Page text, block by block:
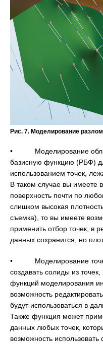
Рис. 7. Моделирование
• Моделирование
базисную функцию (РБФ)
использованием точек,
В таком случае вы имеете
поверхность почти по
слишком высокая
съемка), то вы имеете
применить отбор точек, в
данных сохранится, но
• Моделирование точек
создавать солиды из
функций моделирования
возможность
будут использоваться в
Также функция может
данных любых точек,
возможность